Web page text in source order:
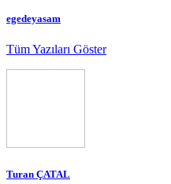
egedeyasam
Tüm Yazıları Göster
Turan ÇATAL